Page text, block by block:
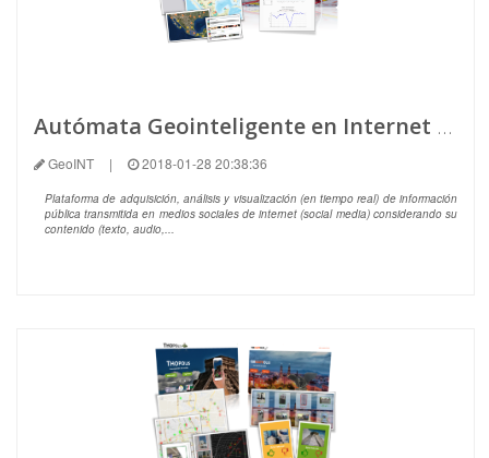
Autómata Geointeligente en Internet (AGEI)
GeoINT | 2018-01-28 20:38:36
Plataforma de adquisición, análisis y visualización (en tiempo real) de información
pública transmitida en medios sociales de internet (social media) considerando su
contenido (texto, audio,...